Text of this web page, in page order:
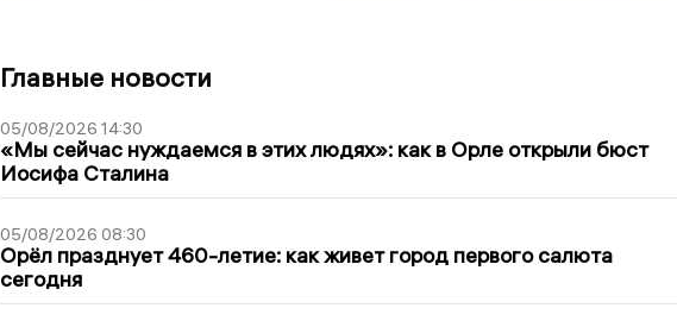
Главные новости
05/08/2026 14:30
«Мы сейчас нуждаемся в этих людях»: как в Орле открыли бюст
Иосифа Сталина
05/08/2026 08:30
Орёл празднует 460-летие: как живет город первого салюта
сегодня